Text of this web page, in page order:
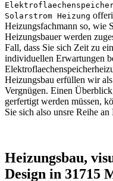
Solarstrom Heizung
Heizungsfachmann so, wie
Heizungsbauer werden
Fall, dass Sie sich Zeit zu
individuellen Erwartungen
Heizungsbau erfüllen wir
Vergnügen. Einen
gerfertigt werden müssen,
Sie sich also unsre Reihe
Heizungsbau,
Design in 31715